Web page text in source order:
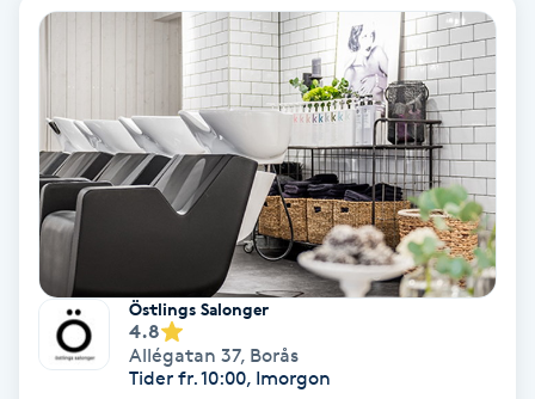
Hudföryngring
Hudvård
Hyaluronsyra
Hyperhidros
Hypnos
Östlings Salonger
4.8
Allégatan 37, Borås
Tider fr. 10:00, Imorgon